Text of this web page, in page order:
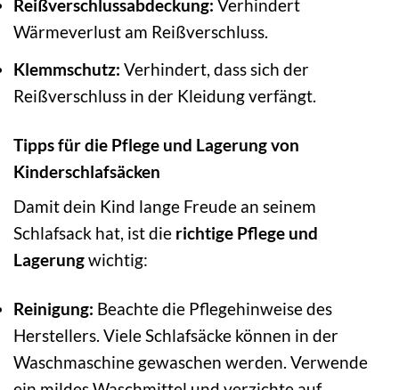
Reißverschlussabdeckung: Verhindert
Wärmeverlust am Reißverschluss.
Klemmschutz: Verhindert, dass sich der
Reißverschluss in der Kleidung verfängt.
Tipps für die Pflege und Lagerung von
Kinderschlafsäcken
Damit dein Kind lange Freude an seinem
Schlafsack hat, ist die richtige Pflege und
Lagerungwichtig:
Reinigung: Beachte die Pflegehinweise des
Herstellers. Viele Schlafsäcke können in der
Waschmaschine gewaschen werden. Verwende